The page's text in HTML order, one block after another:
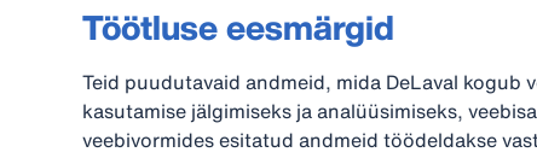
Töötluse eesmärgid
Teid puudutavaid andmeid, mida DeLaval kogub
kasutamise jälgimiseks ja analüüsimiseks,
veebivormides esitatud andmeid töödeldakse